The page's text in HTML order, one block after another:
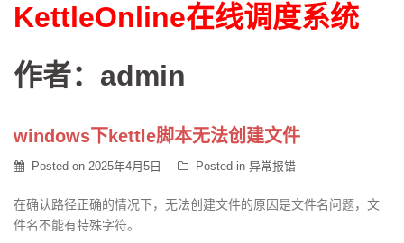
KettleOnline在线调度系统
作者： admin
windows下kettle脚本无法创建文件
Posted on 2025年4月5日 Posted in 异常报错
在确认路径正确的情况下，无法创建文件的原因是文件名问题，文
件名不能有特殊字符。